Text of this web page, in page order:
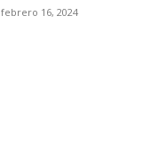
febrero 16, 2024